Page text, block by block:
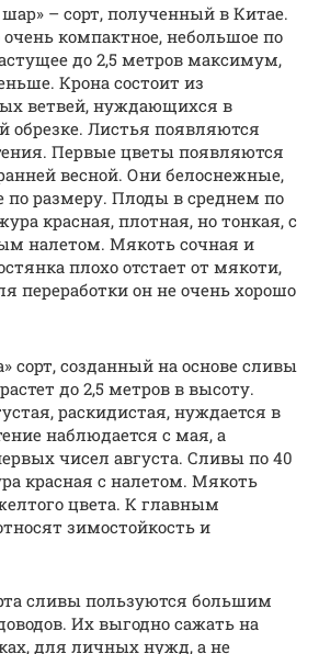
– сорт, полученный в Китае.
очень компактное, небольшое по
до 2,5 метров максимум,
Крона состоит из
ветвей, нуждающихся в
обрезке. Листья появляются
Первые цветы появляются
весной. Они белоснежные,
по размеру. Плоды в среднем по
красная, плотная, но тонкая, с
налетом. Мякоть сочная и
плохо отстает от мякоти,
переработки он не очень хорошо
сорт, созданный на основе сливы
до 2,5 метров в высоту.
раскидистая, нуждается в
наблюдается с мая, а
чисел августа. Сливы по 40
красная с налетом. Мякоть
цвета. К главным
зимостойкость и
сливы пользуются большим
Их выгодно сажать на
для личных нужд, а не